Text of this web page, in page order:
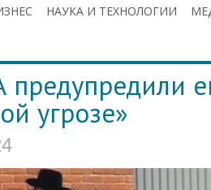
НАУКА И ТЕХНОЛОГИИ
предупредили
угрозе»